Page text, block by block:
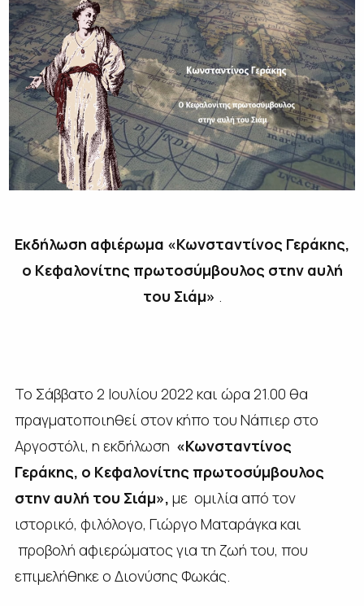
Εκδήλωση αφιέρωμα «Κωνσταντίνος Γεράκης,
ο Κεφαλονίτης πρωτοσύμβουλος στην αυλή
του Σιάμ» .
Το Σάββατο 2 Ιουλίου 2022 και ώρα 21.00 θα
πραγματοποιηθεί στον κήπο του Νάπιερ στο
Αργοστόλι, η εκδήλωση «Κωνσταντίνος
Γεράκης, ο Κεφαλονίτης πρωτοσύμβουλος
στην αυλή του Σιάμ», με ομιλία από τον
ιστορικό, φιλόλογο, Γιώργο Ματαράγκα και
προβολή αφιερώματος για τη ζωή του, που
επιμελήθηκε ο Διονύσης Φωκάς.